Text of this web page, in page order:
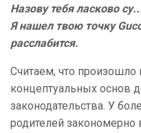
Назову тебя ласково
Я нашел твою точку
расслабится.
Считаем, что
концептуальных основ
законодательства. У
родителей